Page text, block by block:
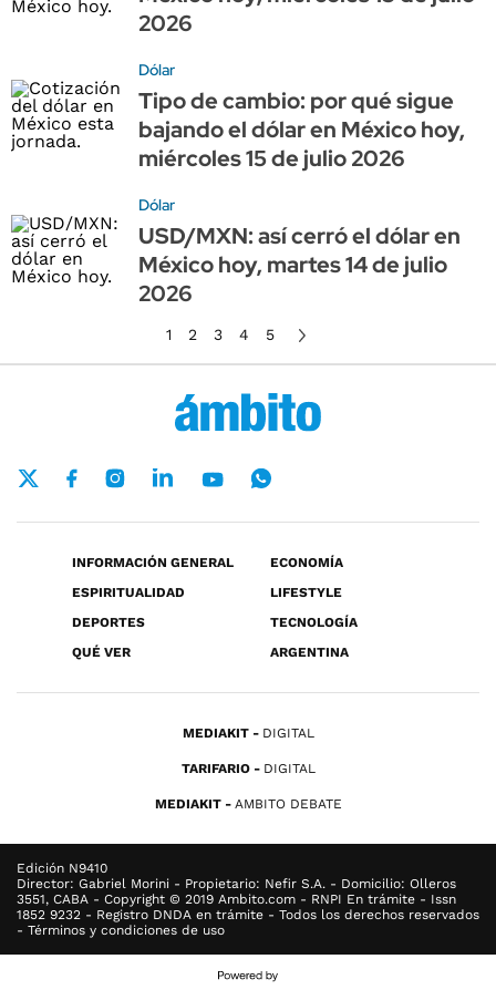
2026
Dólar
Tipo de cambio: por qué sigue
bajando el dólar en México hoy,
miércoles 15 de julio 2026
Dólar
USD/MXN: así cerró el dólar en
México hoy, martes 14 de julio
2026
1 2 3 4 5
INFORMACIÓN GENERAL
ECONOMÍA
ESPIRITUALIDAD
LIFESTYLE
DEPORTES
TECNOLOGÍA
QUÉ VER
ARGENTINA
MEDIAKIT DIGITAL
TARIFARIO DIGITAL
MEDIAKIT AMBITO DEBATE
Edición N9410
Director: Gabriel Morini - Propietario: Nefir S.A. - Domicilio: Olleros
3551, CABA - Copyright © 2019 Ambito.com - RNPI En trámite - Issn
1852 9232 - Registro DNDA en trámite - Todos los derechos reservados
- Términos y condiciones de uso